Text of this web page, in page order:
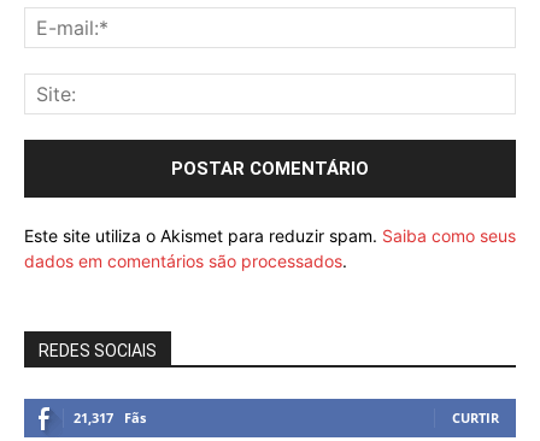
Este site utiliza o Akismet para reduzir spam. Saiba como seus
dados em comentários são processados.
REDES SOCIAIS
21,317 Fãs CURTIR